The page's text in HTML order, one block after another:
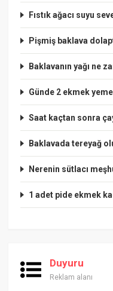
Fıstık ağacı suyu
Pişmiş baklava
Baklavanın yağı ne
Günde 2 ekmek
Saat kaçtan sonra
Baklavada tereyağ
Nerenin sütlacı
1 adet pide ekmek
Duyuru
Reklam alanı